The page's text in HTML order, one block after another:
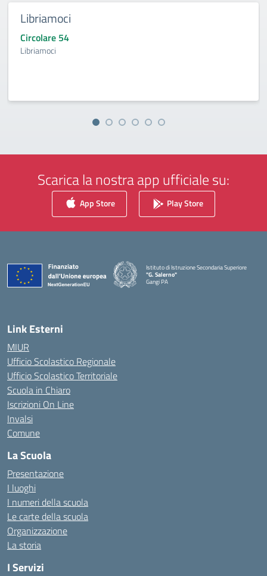
Libriamoci
Circolare 54
Libriamoci
Scarica la nostra app ufficiale su:
App Store Play Store
Istituto di Istruzione Secondaria Superiore
"G. Salerno"
Gangi PA
— Visita la pagina iniziale della scuola
Link Esterni
MIUR
Ufficio Scolastico Regionale
Ufficio Scolastico Territoriale
Scuola in Chiaro
Iscrizioni On Line
Invalsi
Comune
La Scuola
Presentazione
I luoghi
I numeri della scuola
Le carte della scuola
Organizzazione
La storia
I Servizi